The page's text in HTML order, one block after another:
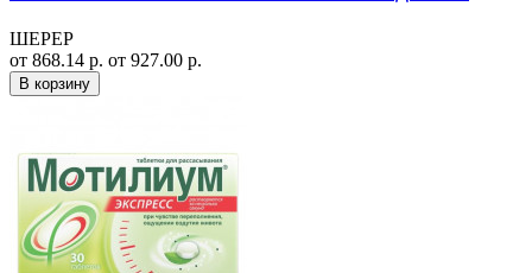
ШЕРЕР
от 868.14 р. от 927.00 р.
В корзину